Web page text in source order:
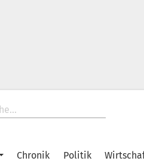
Chronik Politik